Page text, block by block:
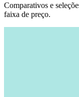
Comparativos e
faixa de preço.